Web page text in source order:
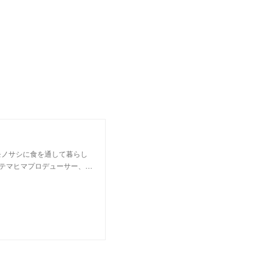
サシに食を通して暮らし
ヒマプロデューサー、…